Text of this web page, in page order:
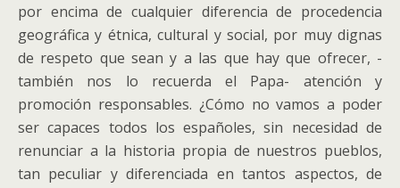
por encima de cualquier diferencia de procedencia
geográfica y étnica, cultural y social, por muy dignas
de respeto que sean y a las que hay que ofrecer, -
también nos lo recuerda el Papa- atención y
promoción responsables. ¿Cómo no vamos a poder
ser capaces todos los españoles, sin necesidad de
renunciar a la historia propia de nuestros pueblos,
tan peculiar y diferenciada en tantos aspectos, de